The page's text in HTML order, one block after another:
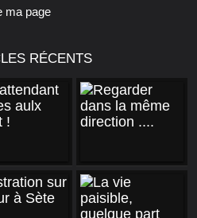
ma page
RÉCENTS